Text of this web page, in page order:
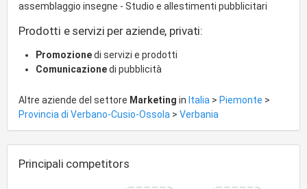
assemblaggio insegne - Studio e allestimenti pubblicitari
Prodotti e servizi per aziende, privati:
Promozionedi servizi e prodotti
Comunicazionedi pubblicità
Altre aziende del settore Marketing in Italia > Piemonte >
Provincia di Verbano-Cusio-Ossola > Verbania
Principali competitors